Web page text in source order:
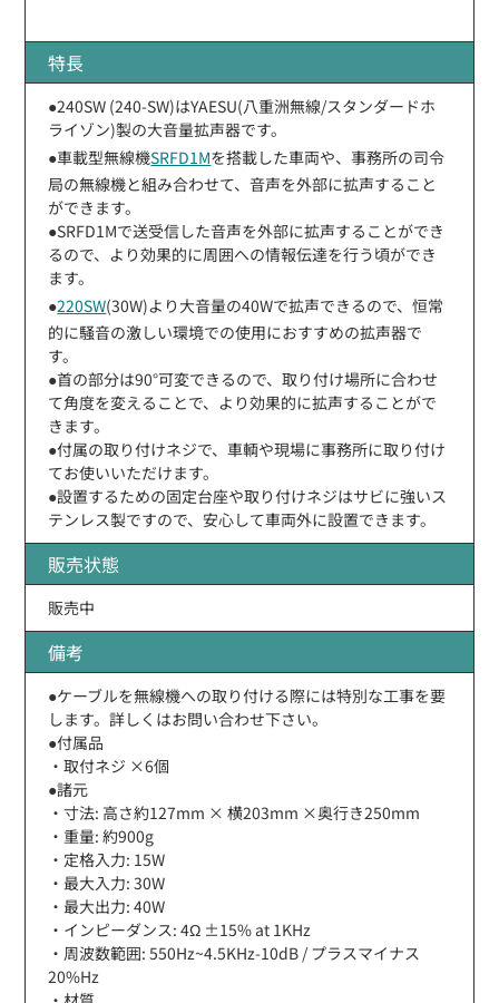
特長
●240SW (240-SW)はYAESU(八重洲無線/スタンダードホ
ライゾン)製の大音量拡声器です。
●車載型無線機SRFD1Mを搭載した車両や、事務所の司令
局の無線機と組み合わせて、音声を外部に拡声すること
ができます。
●SRFD1Mで送受信した音声を外部に拡声することができ
るので、より効果的に周囲への情報伝達を行う頃ができ
ます。
●220SW(30W)より大音量の40Wで拡声できるので、恒常
的に騒音の激しい環境での使用におすすめの拡声器で
す。
●首の部分は90°可変できるので、取り付け場所に合わせ
て角度を変えることで、より効果的に拡声することがで
きます。
●付属の取り付けネジで、車輌や現場に事務所に取り付け
てお使いいただけます。
●設置するための固定台座や取り付けネジはサビに強いス
テンレス製ですので、安心して車両外に設置できます。
販売状態
販売中
備考
●ケーブルを無線機への取り付ける際には特別な工事を要
します。詳しくはお問い合わせ下さい。
●付属品
・取付ネジ ×6個
●諸元
・寸法: 高さ約127mm × 横203mm ×奥行き250mm
・重量: 約900g
・定格入力: 15W
・最大入力: 30W
・最大出力: 40W
・インピーダンス: 4Ω ±15% at 1KHz
・周波数範囲: 550Hz~4.5KHz-10dB / プラスマイナス
20%Hz